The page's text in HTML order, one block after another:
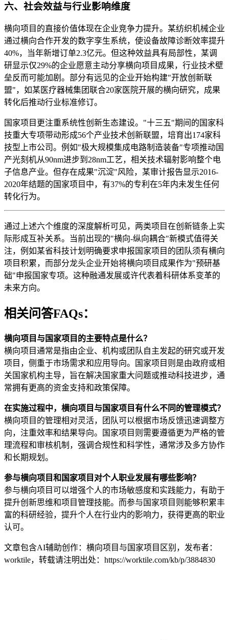
六、社会效益与行业影响维度
横向项目的直接价值体现在企业竞争力提升。某纺织机械企业
通过横向合作开发的数字孪生系统，使设备故障诊断效率提升
40%，当年新增订单2.3亿元。但这种效益具有局部性，某调
研显示仅29%的企业愿意主动分享横向项目成果，行业技术壁
垒反而可能加剧。部分有远见的企业开始构建"开放创新联
盟"，如某医疗器械集团联合20家医院开展的横向研究，成果
转化后推动行业标准修订。
国家项目更注重系统性创新生态建设。"十三五"期间的国家科
技重大专项带动形成56个产业技术创新联盟，培育出174家科
技型上市公司。例如"极大规模集成电路制造装备"专项推动国
产光刻机从90nm进步到28nm工艺，相关技术辐射影响整个电
子信息产业。但存在成果"沉淀"风险，某审计报告显示2016-
2020年结题的国家项目中，有37%的专利在5年内未发生任何
转化行为。
通过上述六个维度的深度解析可见，两类项目在创新链条上实
际形成互补关系。当前出现的"横向-纵向耦合"新模式值得关
注，例如某省科技计划明确要求申报国家项目的团队须有横向
项目积累，而部分龙头企业开始将横向项目成果作为"预研基
础"申报国家专项。这种融通发展或许代表着科研体系变革的
未来方向。
相关问答FAQs：
横向项目与国家项目的主要特点是什么？
横向项目通常是指由企业、机构或团队自主发起的研究或开发
项目，侧重于市场需求和应用导向。国家项目则是由政府或相
关国家机构主导，旨在解决国家重大问题或推动科技进步，通
常拥有更高的资金支持和政策保障。
在实施过程中，横向项目与国家项目有什么不同的管理模式？
横向项目的管理相对灵活，团队可以根据市场反馈迅速调整方
向，注重效率和结果导向。国家项目则需要遵循更为严格的管
理流程和审核机制，强调合规性和科学性，通常涉及多方协作
和长期规划。
参与横向项目和国家项目对个人职业发展有哪些影响？
参与横向项目可以增强个人的市场敏感度和实践能力，有助于
提升创新思维和项目管理技能。而参与国家项目则能够积累丰
富的科研经验，提升个人在行业内的影响力，获得更高的职业
认可。
文章包含AI辅助创作：横向项目与国家项目区别，发布者：
worktile，转载请注明出处： https://worktile.com/kb/p/3884830